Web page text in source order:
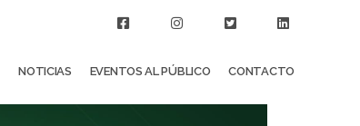
NOTICIAS EVENTOS AL PÚBLICO CONTACTO